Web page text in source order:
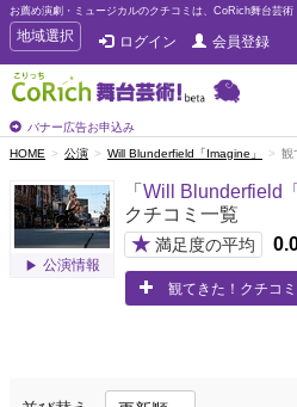
お薦め演劇・ミュージカルのクチコミは、CoRich舞台芸術
T
o
g
g
e
n
v
i
地域選択 ログイン 会員登録
バナー広告お申込み
HOME 公演 Will Blunderfield「Imagine」 観
公演情報
「 Will Blunderfield
クチコミ一覧
★ 満足度の平均
観てきた！クチコ